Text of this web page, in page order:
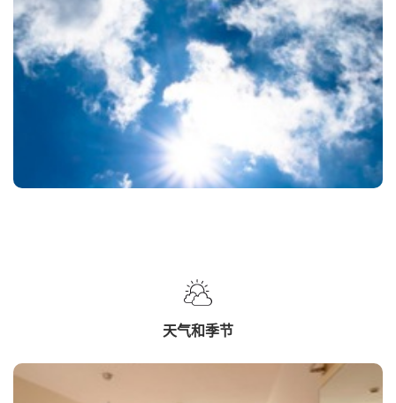
天气和季节